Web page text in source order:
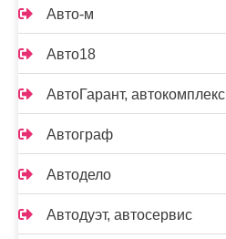
Авто-м
Авто18
АвтоГарант, автокомплекс
Автограф
Автодело
Автодуэт, автосервис